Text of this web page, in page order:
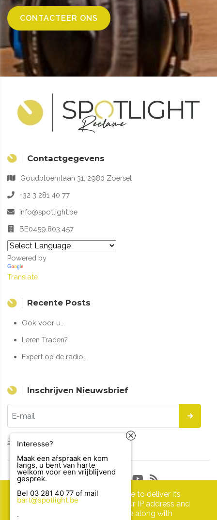
CONTACTEER ONS
Contactgegevens
Goudbloemlaan 31, 2980 Zoersel
+32 3 281 40 77
info@spotlight.be
BE0459.803.457
Powered by
Translate
Recente Posts
Ook voor u...
Leren Traden?
Expert op de radio....
Inschrijven Nieuwsbrief
Bekijk de vorige updates
Copyright © 2026 Spotlight Reclame. All rights reserved.
Privacy & Cookies
UP-TO-DATE WebDesign
This site uses cookies from Google to deliver its
services and to analyze traffic. Your IP address and
user-agent are shared with Google along with
Interesse?
Maak een afspraak en kom
langs, u bent van harte
welkom voor een vrijblijvend
gesprek.
Bel 03 281 40 77 of mail
bart@spotlight.be
.